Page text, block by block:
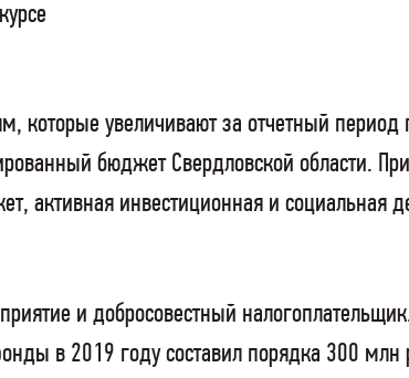
увеличивают за отчетный период
бюджет Свердловской области.
активная инвестиционная и социальная
и добросовестный
в 2019 году составил порядка 300